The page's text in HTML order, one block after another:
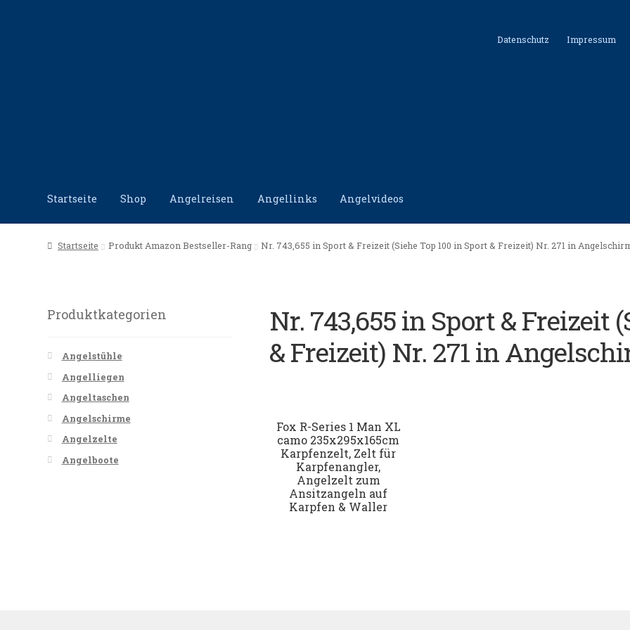
Datenschutz Impressum
Startseite Shop Angelreisen Angellinks Angelvideos
Start Angellinks Angelreisen Angelvideos Datenschutz Impressum Kontakt Shop
Startseite Produkt Amazon Bestseller-Rang Nr. 743,655 in Sport & Freizeit (Siehe Top 100 in Sport & Freizeit) Nr. 271 in
Nr. 743,655 in Sport & Freizeit
& Freizeit) Nr. 271 in
Fox R-Series 1 Man XL
camo 235x295x165cm
Karpfenzelt, Zelt für
Karpfenangler,
Angelzelt zum
Ansitzangeln auf
Karpfen & Waller
Produktkategorien
Angelstühle
Angelliegen
Angeltaschen
Angelschirme
Angelzelte
Angelboote